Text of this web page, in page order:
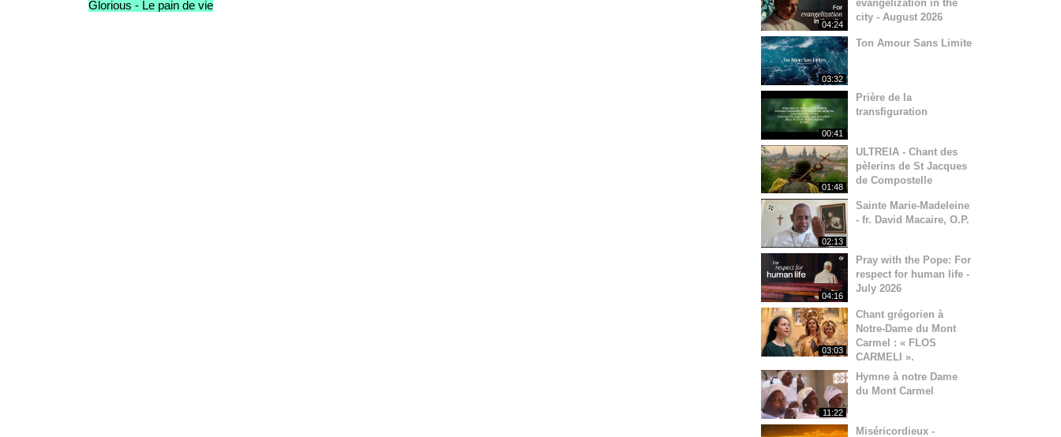
Glorious - Le pain de vie
04:24
evangelization in the
city - August 2026
03:32
Ton Amour Sans Limite
00:41
Prière de la
transfiguration
01:48
ULTREIA - Chant des
pèlerins de St Jacques
de Compostelle
02:13
Sainte Marie-Madeleine
- fr. David Macaire, O.P.
04:16
Pray with the Pope: For
respect for human life -
July 2026
03:03
Chant grégorien à
Notre-Dame du Mont
Carmel : « FLOS
CARMELI ».
11:22
Hymne à notre Dame
du Mont Carmel
Miséricordieux -